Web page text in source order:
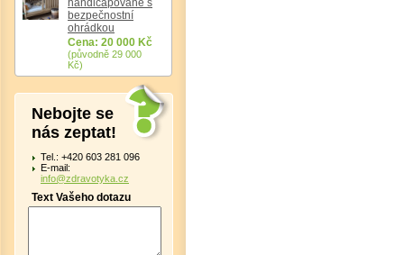
bezpečnostní
ohrádkou
Cena: 20 000 Kč
(původně 29 000
Kč)
Nebojte se
nás zeptat!
Tel.: +420 603 281 096
E-mail:
info@zdravotyka.cz
Text Vašeho dotazu